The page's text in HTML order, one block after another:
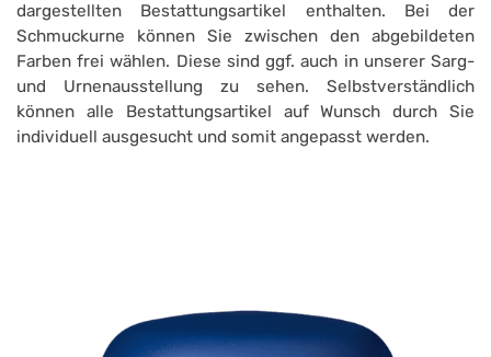
dargestellten Bestattungsartikel enthalten. Bei der
Schmuckurne können Sie zwischen den abgebildeten
Farben frei wählen. Diese sind ggf. auch in unserer Sarg-
und Urnenausstellung zu sehen. Selbstverständlich
können alle Bestattungsartikel auf Wunsch durch Sie
individuell ausgesucht und somit angepasst werden.